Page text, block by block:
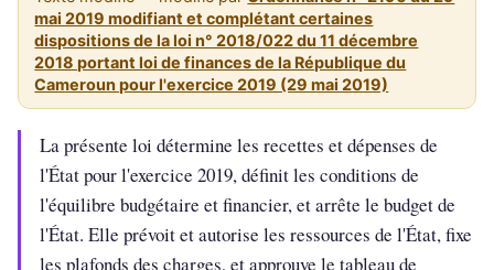
mai 2019 modifiant et complétant certaines
dispositions de la loi n° 2018/022 du 11 décembre
2018 portant loi de finances de la République du
Cameroun pour l'exercice 2019 (29 mai 2019)
La présente loi détermine les recettes et dépenses de
l'État pour l'exercice 2019, définit les conditions de
l'équilibre budgétaire et financier, et arrête le budget de
l'État. Elle prévoit et autorise les ressources de l'État, fixe
les plafonds des charges, et approuve le tableau de